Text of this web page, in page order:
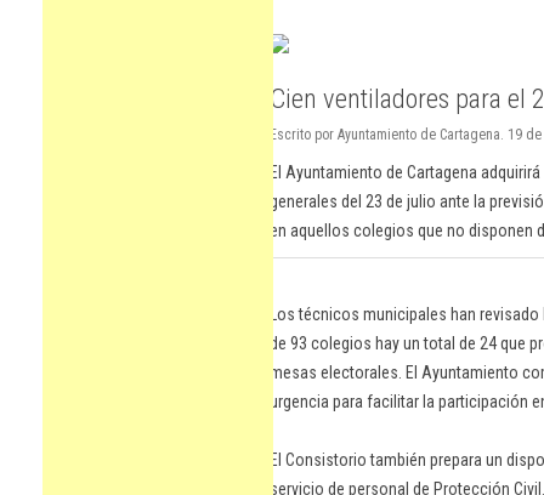
Cien ventiladores para el
Escrito por Ayuntamiento de Cartagena. 19
El Ayuntamiento de Cartagena
generales del 23 de julio ante la
en aquellos colegios que no disponen
Los técnicos municipales han
de 93 colegios hay un total de 24 que
mesas electorales. El Ayuntamiento
urgencia para facilitar la participación
El Consistorio también prepara un
servicio de personal de Protección